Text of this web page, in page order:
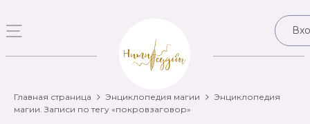
Главная страница Энциклопедия магии
Энциклопедия
магии. Записи по тегу «покровзаговор»